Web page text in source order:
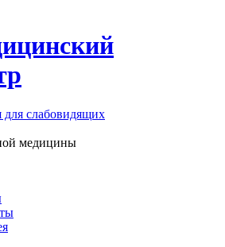
для слабовидящих
медицины